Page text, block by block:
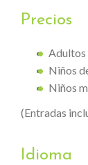
Precios
Adultos
Niños
Niños
(Entradas
Idioma